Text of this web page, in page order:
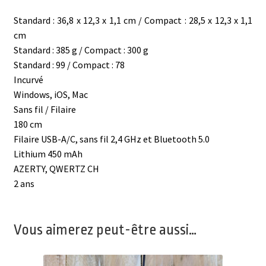
Standard : 36,8 x 12,3 x 1,1 cm / Compact : 28,5 x 12,3 x 1,1
cm
Standard : 385 g / Compact : 300 g
Standard : 99 / Compact : 78
Incurvé
Windows, iOS, Mac
Sans fil / Filaire
180 cm
Filaire USB-A/C, sans fil 2,4 GHz et Bluetooth 5.0
Lithium 450 mAh
AZERTY, QWERTZ CH
2 ans
Vous aimerez peut-être aussi…